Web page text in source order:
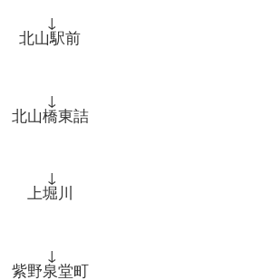
↓
北山駅前
↓
北山橋東詰
↓
上堀川
↓
紫野泉堂町